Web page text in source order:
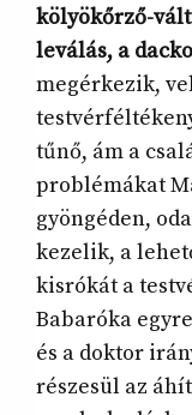
kölyökőrző-
leválás, a
megérkezik,
tűnő, ám a
problémákat
gyöngéden,
kezelik, a
kisrókát a
Babaróka
és a doktor
részesül az